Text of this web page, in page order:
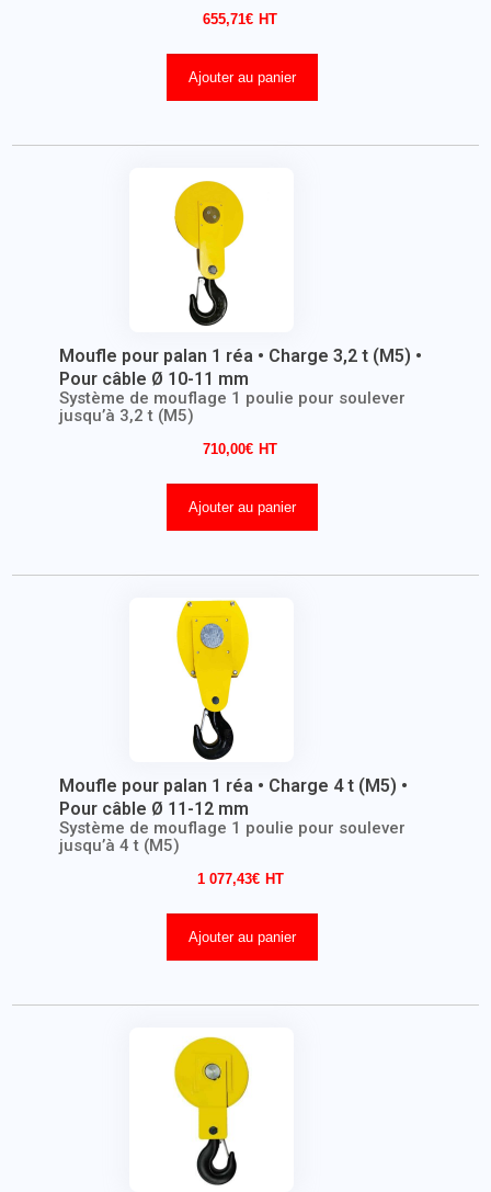
655,71€
Ajouter au panier
Moufle pour palan 1 réa • Charge 3,2 t (M5) •
Pour câble Ø 10-11 mm
Système de mouflage 1 poulie pour soulever
jusqu’à 3,2 t (M5)
710,00€
Ajouter au panier
Moufle pour palan 1 réa • Charge 4 t (M5) •
Pour câble Ø 11-12 mm
Système de mouflage 1 poulie pour soulever
jusqu’à 4 t (M5)
1 077,43€
Ajouter au panier